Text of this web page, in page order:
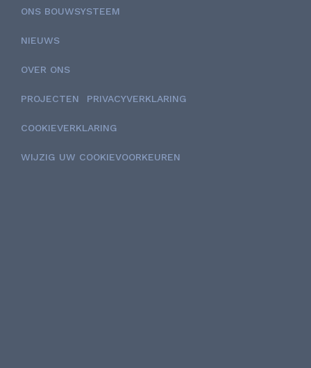
ONS BOUWSYSTEEM
NIEUWS
OVER ONS
PROJECTEN PRIVACYVERKLARING
COOKIEVERKLARING
WIJZIG UW COOKIEVOORKEUREN